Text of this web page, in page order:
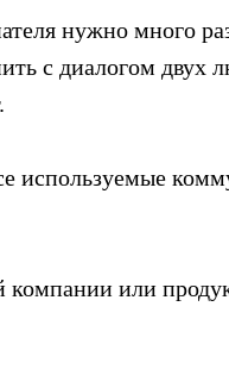
нужно много
с диалогом двух
используемые
или